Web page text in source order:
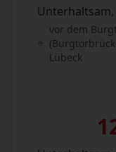
vor dem
Lübeck